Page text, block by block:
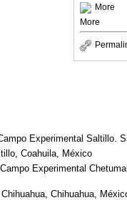
More
More
Experimental Saltillo.
Coahuila, México
Experimental
Chihuahua,